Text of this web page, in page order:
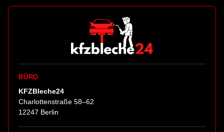
BÜRO
KFZBleche24
Charlottenstraße 58–62
12247 Berlin